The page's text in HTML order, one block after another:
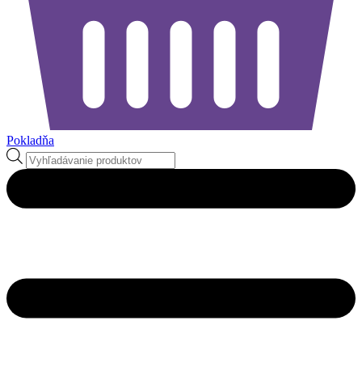
Pokladňa
Products
search